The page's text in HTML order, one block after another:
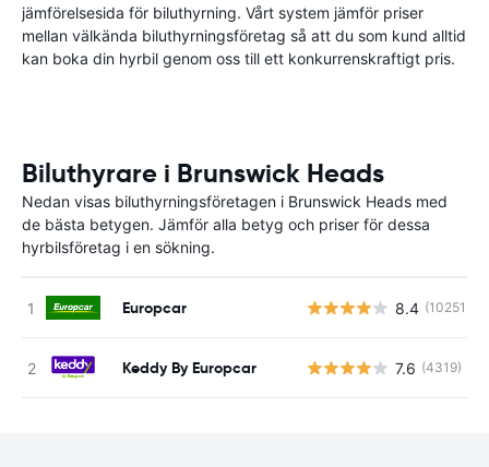
jämförelsesida för biluthyrning. Vårt system jämför priser
mellan välkända biluthyrningsföretag så att du som kund alltid
kan boka din hyrbil genom oss till ett konkurrenskraftigt pris.
Biluthyrare i Brunswick Heads
Nedan visas biluthyrningsföretagen i Brunswick Heads med
de bästa betygen. Jämför alla betyg och priser för dessa
hyrbilsföretag i en sökning.
Europcar 8.4 (10251)
Keddy By Europcar 7.6 (4319)